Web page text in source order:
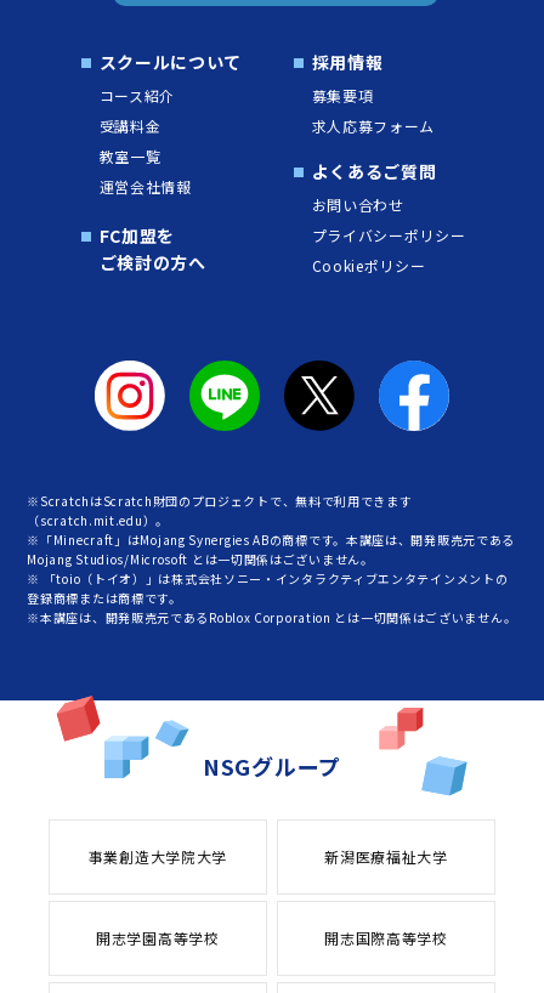
スクールについて
コース紹介
受講料金
教室一覧
運営会社情報
FC加盟を
ご検討の方へ
採用情報
募集要項
求人応募フォーム
よくあるご質問
お問い合わせ
プライバシーポリシー
Cookieポリシー
※ScratchはScratch財団のプロジェクトで、無料で利用できます
（scratch.mit.edu）。
※「Minecraft」はMojang Synergies ABの商標です。本講座は、開発販売元である
Mojang Studios/Microsoft とは一切関係はございません。
※ 「toio（トイオ）」は株式会社ソニー・インタラクティブエンタテインメントの
登録商標または商標です。
※本講座は、開発販売元であるRoblox Corporation とは一切関係はございません。
NSGグループ
事業創造大学院大学 新潟医療福祉大学
開志学園高等学校 開志国際高等学校